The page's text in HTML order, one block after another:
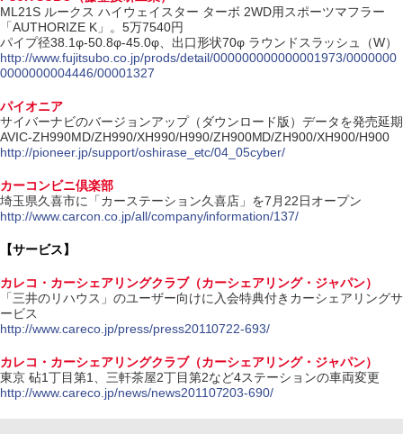
ML21S ルークス ハイウェイスター ターボ 2WD用スポーツマフラー
「AUTHORIZE K」。5万7540円
パイプ径38.1φ-50.8φ-45.0φ、出口形状70φ ラウンドスラッシュ（W）
http://www.fujitsubo.co.jp/prods/detail/000000000000001973/0000000
0000000004446/00001327
パイオニア
サイバーナビのバージョンアップ（ダウンロード版）データを発売延期
AVIC-ZH990MD/ZH990/XH990/H990/ZH900MD/ZH900/XH900/H900
http://pioneer.jp/support/oshirase_etc/04_05cyber/
カーコンビニ倶楽部
埼玉県久喜市に「カーステーション久喜店」を7月22日オープン
http://www.carcon.co.jp/all/company/information/137/
【サービス】
カレコ・カーシェアリングクラブ（カーシェアリング・ジャパン）
「三井のリハウス」のユーザー向けに入会特典付きカーシェアリングサ
ービス
http://www.careco.jp/press/press20110722-693/
カレコ・カーシェアリングクラブ（カーシェアリング・ジャパン）
東京 砧1丁目第1、三軒茶屋2丁目第2など4ステーションの車両変更
http://www.careco.jp/news/news201107203-690/